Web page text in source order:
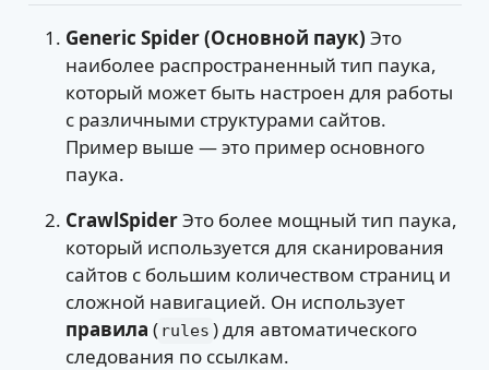
Generic Spider (Основной паук) Это
наиболее распространенный тип паука,
который может быть настроен для работы
с различными структурами сайтов.
Пример выше — это пример основного
паука.
CrawlSpiderЭто более мощный тип паука,
который используется для сканирования
сайтов с большим количеством страниц и
сложной навигацией. Он использует
правила ( rules ) для автоматического
следования по ссылкам.